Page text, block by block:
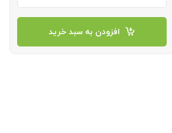
افزودن به سبد خرید